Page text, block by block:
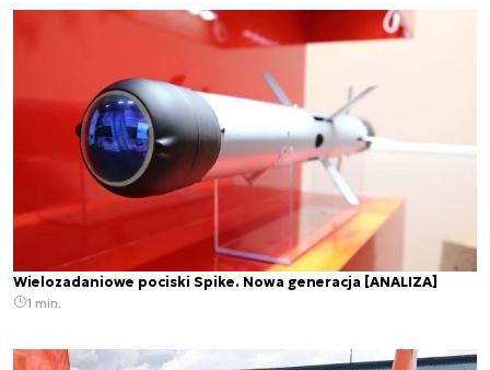
Wielozadaniowe pociski Spike. Nowa generacja [ANALIZA]
1 min.